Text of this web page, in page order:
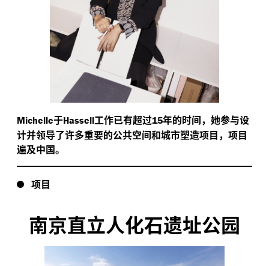
Michelle于Hassell工作已有超过15年的时间，她参与设
计并领导了许多重要的公共空间和城市塑造项目，项目
遍及中国。
项目
南京直立人化石遗址公园